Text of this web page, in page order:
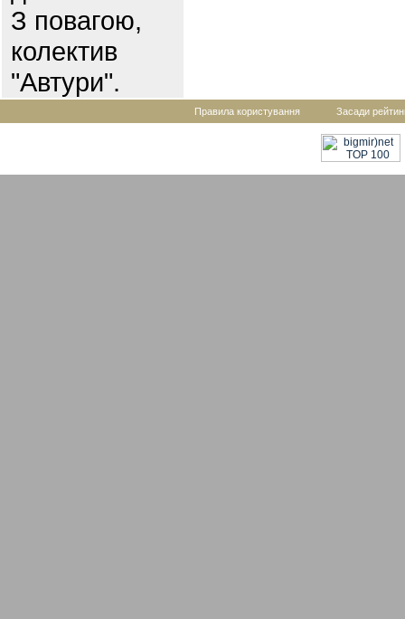
З повагою,
колектив
"Автури".
Правила користування Засади